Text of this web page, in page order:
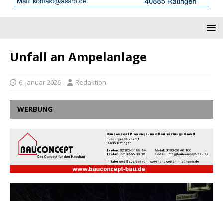
Unfall an Ampelanlage
6. Januar 2026 Redaktion
WERBUNG